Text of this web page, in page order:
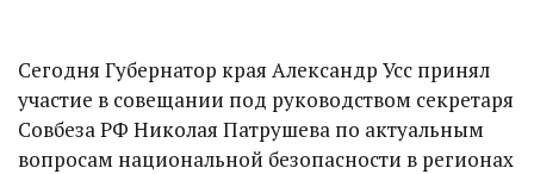
Сегодня Губернатор края Александр Усс принял
участие в совещании под руководством секретаря
Совбеза РФ Николая Патрушева по актуальным
вопросам национальной безопасности в регионах